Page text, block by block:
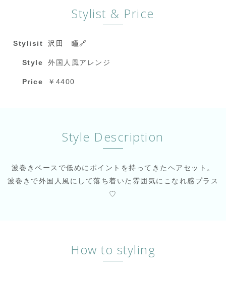
Stylist & Price
Stylisit 沢田 瞳🔗
Style 外国人風アレンジ
Price ￥4400
Style Description
波巻きベースで低めにポイントを持ってきたヘアセット。
波巻きで外国人風にして落ち着いた雰囲気にこなれ感プラス
♡
How to styling